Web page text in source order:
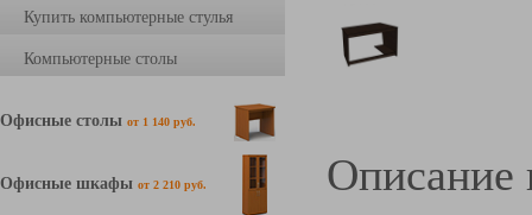
Купить компьютерные стулья
Компьютерные столы
Офисные столы от 1 140 руб.
Офисные шкафы от 2 210 руб. Описание